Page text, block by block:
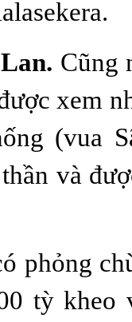
Cũng
xem
(vua
và
phỏng
tỳ kheo